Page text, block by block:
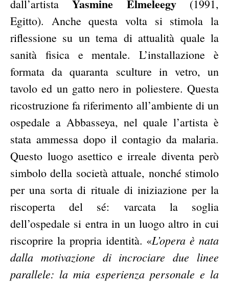
dall’artistaYasmine Elmeleegy(1991,
Egitto). Anche questa volta si stimola la
riflessione su un tema di attualità quale la
sanità fisica e mentale. L’installazione è
formata da quaranta sculture in vetro, un
tavolo ed un gatto nero in poliestere. Questa
ricostruzione fa riferimento all’ambiente di un
ospedale a Abbasseya, nel quale l’artista è
stata ammessa dopo il contagio da malaria.
Questo luogo asettico e irreale diventa però
simbolo della società attuale, nonché stimolo
per una sorta di rituale di iniziazione per la
riscoperta del sé: varcata la soglia
dell’ospedale si entra in un luogo altro in cui
riscoprire la propria identità. «L’opera è nata
dalla motivazione di incrociare due linee
parallele: la mia esperienza personale e la